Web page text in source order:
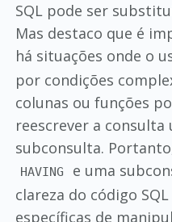
SQL pode ser
Mas destaco que é
há situações onde o
por condições
colunas ou funções
reescrever a
subconsulta.
HAVING
e uma
clareza do código
específicas de